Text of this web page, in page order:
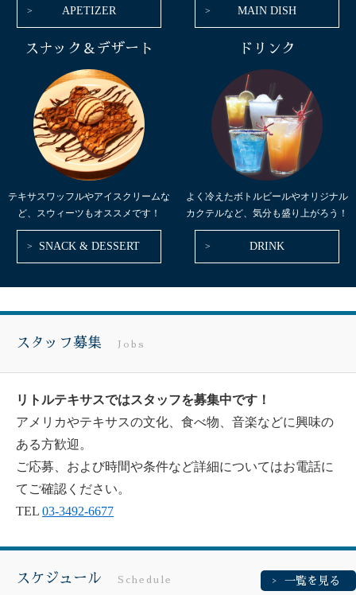
APETIZER MAIN DISH
スナック＆デザート
テキサスワッフルやアイスクリームな
ど、スウィーツもオススメです！
SNACK & DESSERT
ドリンク
よく冷えたボトルビールやオリジナル
カクテルなど、気分も盛り上がろう！
DRINK
スタッフ募集 Jobs
リトルテキサスではスタッフを募集中です！
アメリカやテキサスの文化、食べ物、音楽などに興味の
ある方歓迎。
ご応募、および時間や条件など詳細についてはお電話に
てご確認ください。
TEL 03-3492-6677
スケジュール Schedule 一覧を見る